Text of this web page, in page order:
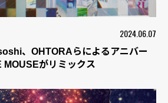
2024.06.07
、OHTORAらによるアニバー
MOUSEがリミックス